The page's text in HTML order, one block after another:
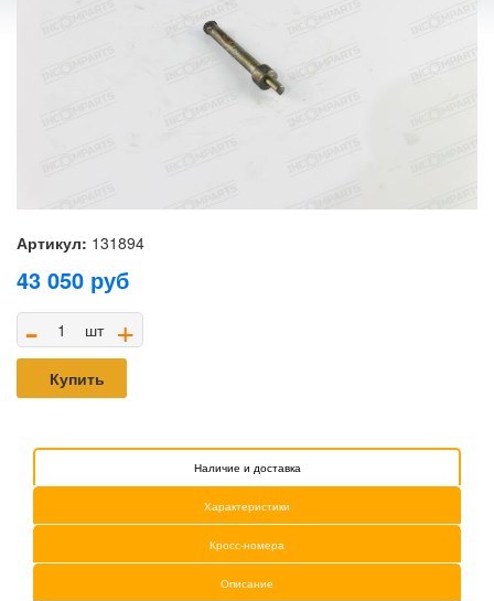
Артикул: 131894
43 050 руб
- шт +
Купить
Наличие и доставка
Характеристики
Кросс-номера
Описание